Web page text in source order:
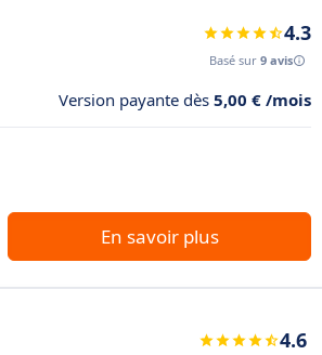
4.3
Basé sur 9 avis
Version payante dès 5,00 € /mois
En savoir plus
4.6